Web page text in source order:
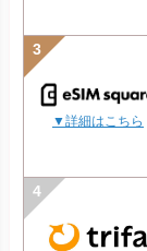
▼詳細はこちら